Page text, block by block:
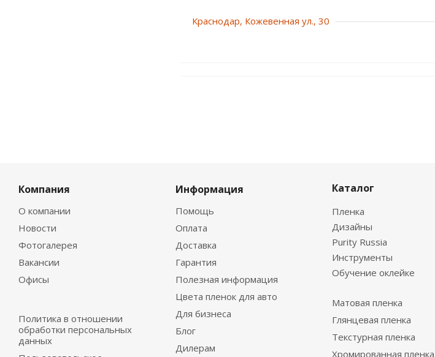
Краснодар, Кожевенная ул., 30
Компания
О компании
Новости
Фотогалерея
Вакансии
Офисы
Политика в отношении
обработки персональных
данных
Информация
Помощь
Оплата
Доставка
Гарантия
Полезная информация
Цвета пленок для авто
Для бизнеса
Блог
Дилерам
Каталог
Пленка
Дизайны
Purity Russia
Инструменты
Обучение оклейке
Матовая пленка
Глянцевая пленка
Текстурная пленка
Хромированная пленка